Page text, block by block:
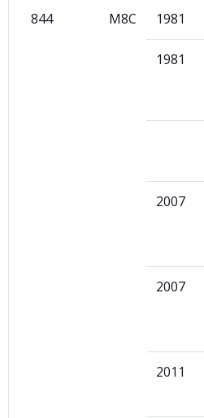
844 M8C 1981
1981
2007
2007
2011